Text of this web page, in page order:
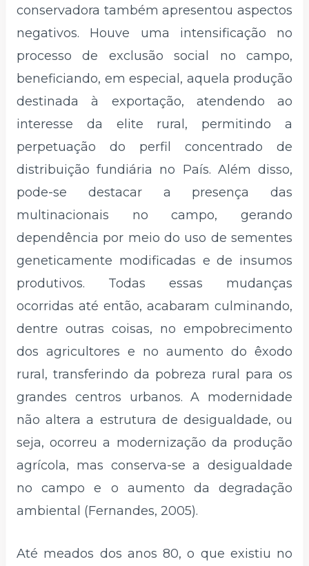
conservadora também apresentou aspectos
negativos. Houve uma intensificação no
processo de exclusão social no campo,
beneficiando, em especial, aquela produção
destinada à exportação, atendendo ao
interesse da elite rural, permitindo a
perpetuação do perfil concentrado de
distribuição fundiária no País. Além disso,
pode-se destacar a presença das
multinacionais no campo, gerando
dependência por meio do uso de sementes
geneticamente modificadas e de insumos
produtivos. Todas essas mudanças
ocorridas até então, acabaram culminando,
dentre outras coisas, no empobrecimento
dos agricultores e no aumento do êxodo
rural, transferindo da pobreza rural para os
grandes centros urbanos. A modernidade
não altera a estrutura de desigualdade, ou
seja, ocorreu a modernização da produção
agrícola, mas conserva-se a desigualdade
no campo e o aumento da degradação
ambiental (Fernandes, 2005).
Até meados dos anos 80, o que existiu no